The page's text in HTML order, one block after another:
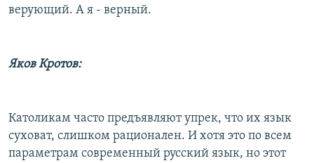
верующий. А я - верный.
Яков Кротов:
Католикам часто предъявляют упрек, что их язык
суховат, слишком рационален. И хотя это по всем
параметрам современный русский язык, но этот